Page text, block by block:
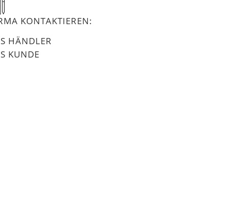
KONTAKTIEREN:
HÄNDLER
KUNDE